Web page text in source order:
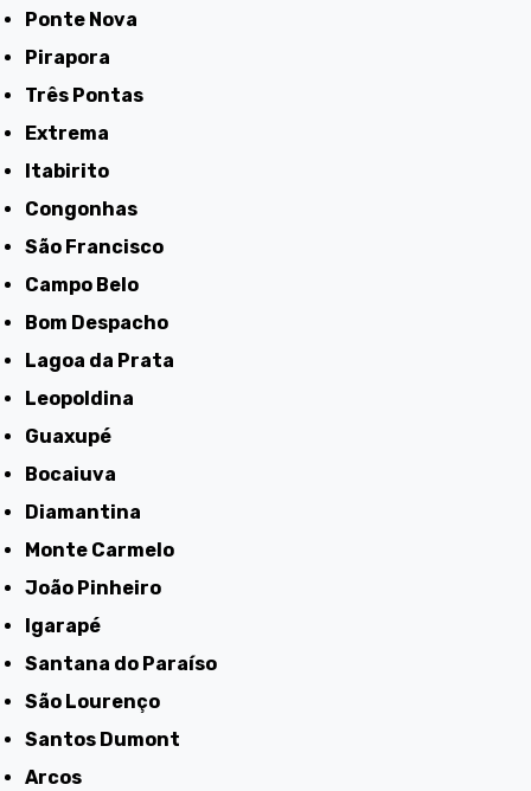
Ponte Nova
Pirapora
Três Pontas
Extrema
Itabirito
Congonhas
São Francisco
Campo Belo
Bom Despacho
Lagoa da Prata
Leopoldina
Guaxupé
Bocaiuva
Diamantina
Monte Carmelo
João Pinheiro
Igarapé
Santana do Paraíso
São Lourenço
Santos Dumont
Arcos